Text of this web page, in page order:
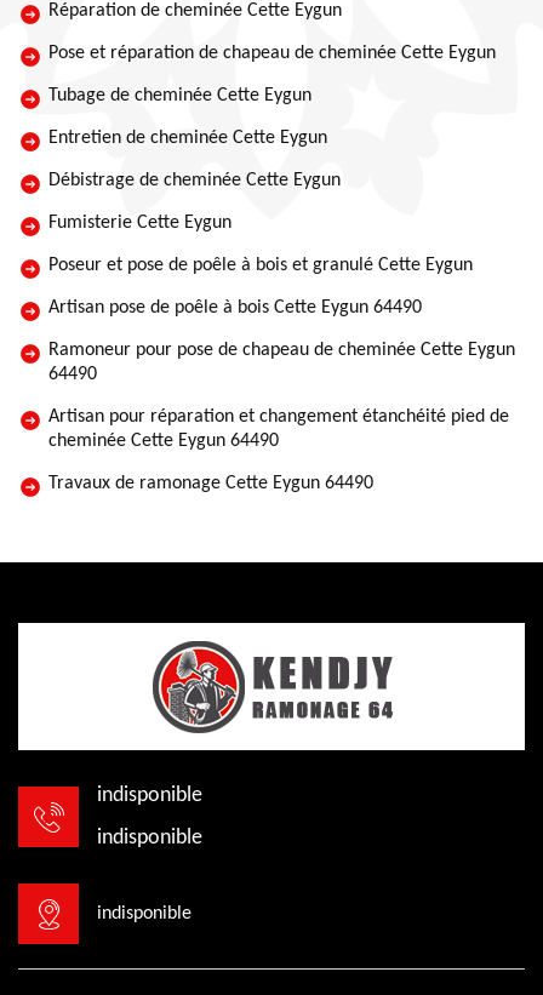
Réparation de cheminée Cette Eygun
Pose et réparation de chapeau de cheminée Cette Eygun
Tubage de cheminée Cette Eygun
Entretien de cheminée Cette Eygun
Débistrage de cheminée Cette Eygun
Fumisterie Cette Eygun
Poseur et pose de poêle à bois et granulé Cette Eygun
Artisan pose de poêle à bois Cette Eygun 64490
Ramoneur pour pose de chapeau de cheminée Cette Eygun
64490
Artisan pour réparation et changement étanchéité pied de
cheminée Cette Eygun 64490
Travaux de ramonage Cette Eygun 64490
indisponible
indisponible
indisponible